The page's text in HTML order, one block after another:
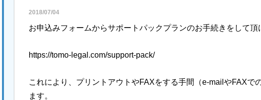
2018/07/04
お申込みフォームからサポートパックプランのお手続きをして頂
https://tomo-legal.com/support-pack/
これにより、プリントアウトやFAXをする手間（e-mailやFAXで
ます。